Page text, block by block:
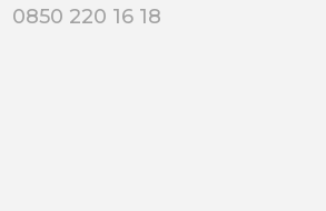
0850 220 16 18